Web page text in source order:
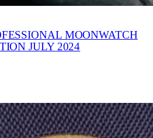
MOONWATCH
JULY 2024